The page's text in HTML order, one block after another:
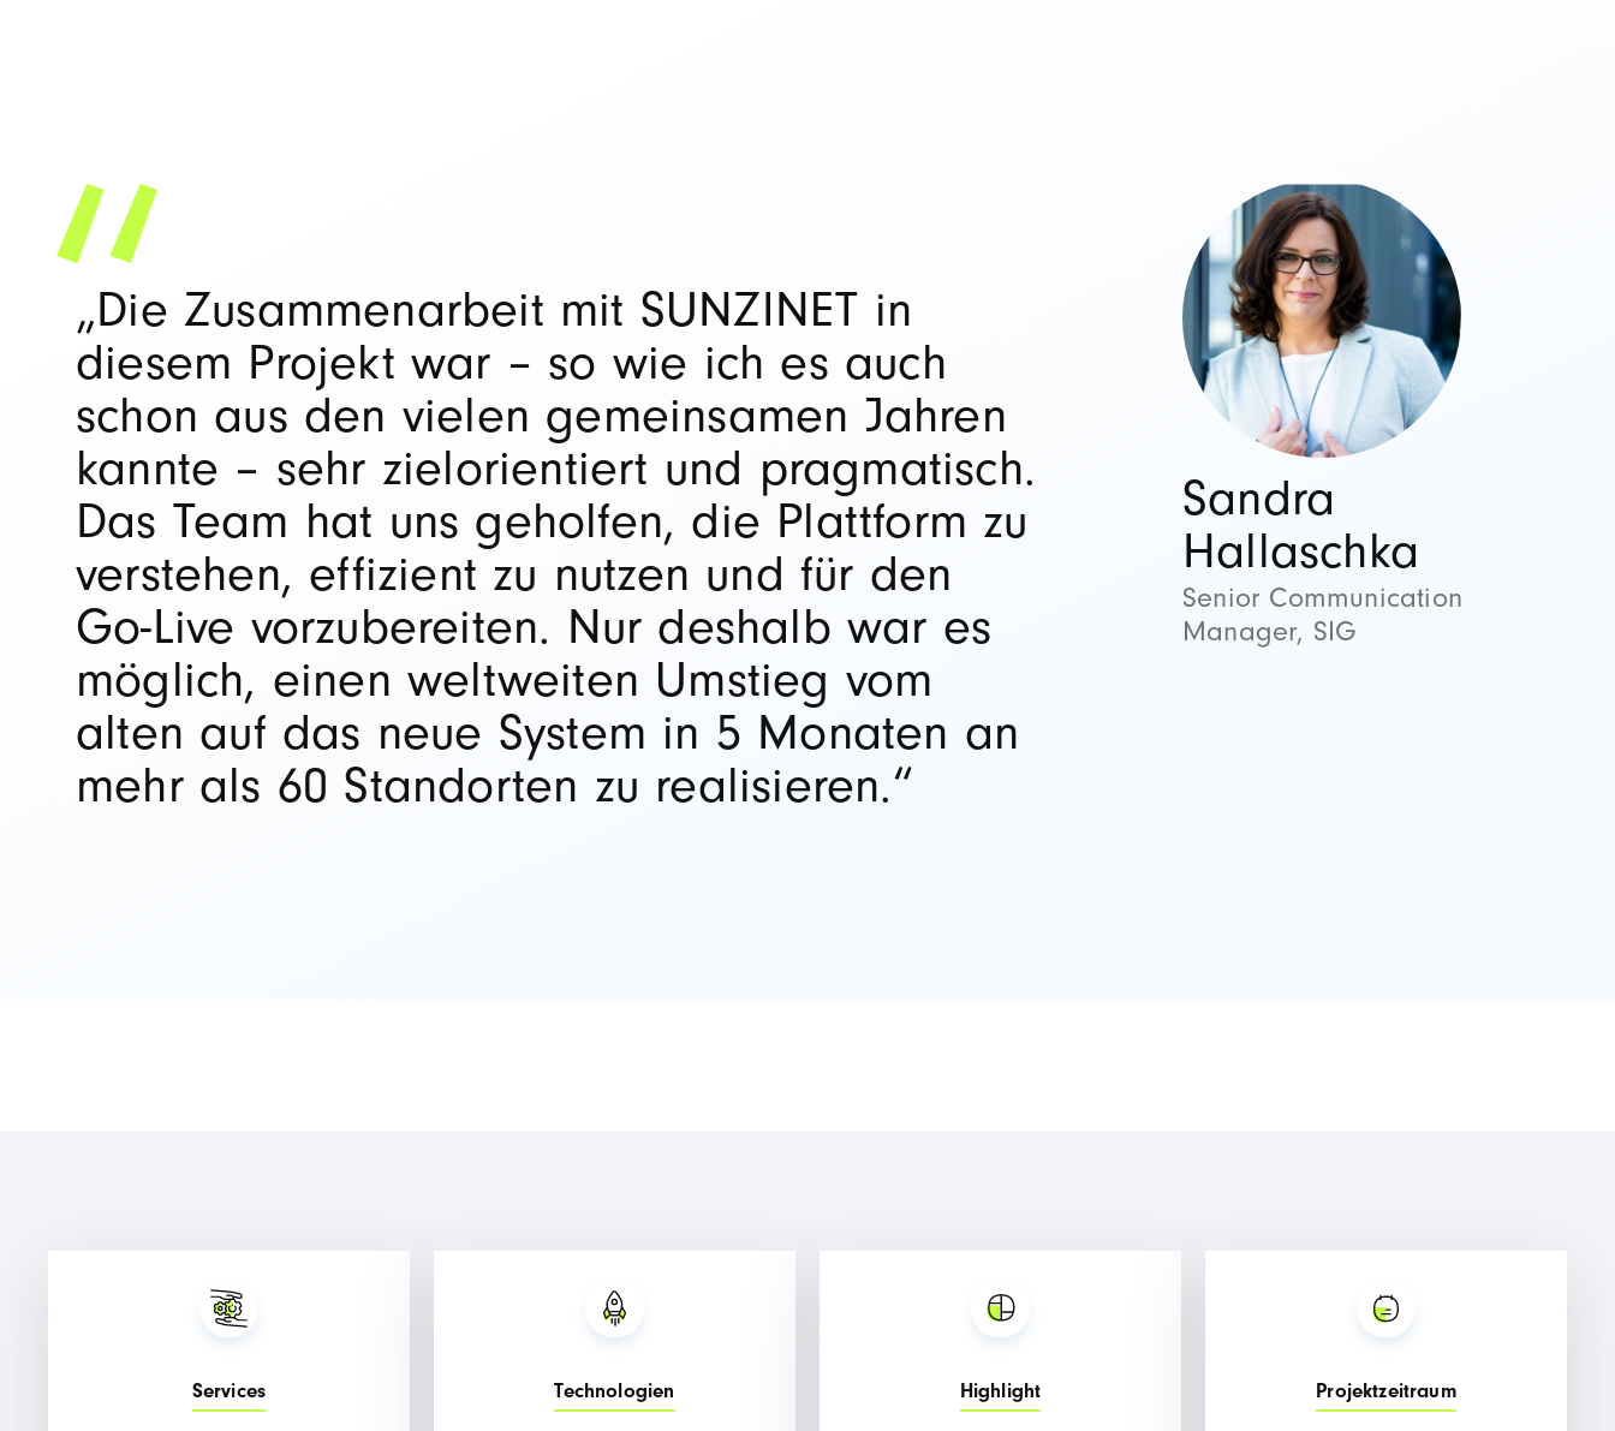
„Die Zusammenarbeit mit SUNZINET in
diesem Projekt war – so wie ich es auch
schon aus den vielen gemeinsamen Jahren
kannte – sehr zielorientiert und pragmatisch.
Das Team hat uns geholfen, die Plattform zu
verstehen, effizient zu nutzen und für den
Go-Live vorzubereiten. Nur deshalb war es
möglich, einen weltweiten Umstieg vom
alten auf das neue System in 5 Monaten an
mehr als 60 Standorten zu realisieren.“
Sandra
Hallaschka
Senior Communication
Manager, SIG
Services Technologien Highlight Projektzeitraum